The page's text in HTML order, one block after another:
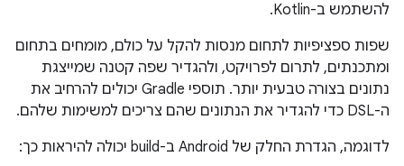
להשתמש ב-Kotlin.
שפות ספציפיות לתחום מנסות להקל על כולם, מומחים בתחום
ומתכנתים, לתרום לפרויקט, ולהגדיר שפה קטנה שמייצגת
נתונים בצורה טבעית יותר. תוספי Gradle יכולים להרחיב את
ה-DSL כדי להגדיר את הנתונים שהם צריכים למשימות שלהם.
לדוגמה, הגדרת החלק של Android ב-build יכולה להיראות כך: